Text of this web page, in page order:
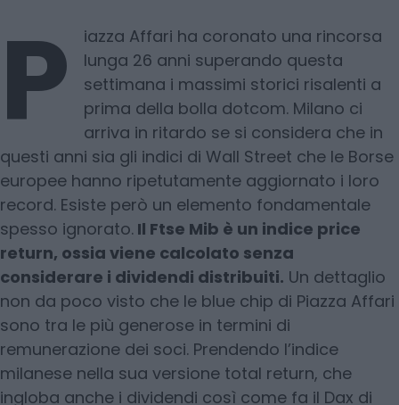
P
iazza Affari ha coronato una rincorsa
lunga 26 anni superando questa
settimana i massimi storici risalenti a
prima della bolla dotcom. Milano ci
arriva in ritardo se si considera che in
questi anni sia gli indici di Wall Street che le Borse
europee hanno ripetutamente aggiornato i loro
record. Esiste però un elemento fondamentale
spesso ignorato. Il Ftse Mib è un indice price
return, ossia viene calcolato senza
considerare i dividendi distribuiti. Un dettaglio
non da poco visto che le blue chip di Piazza Affari
sono tra le più generose in termini di
remunerazione dei soci. Prendendo l’indice
milanese nella sua versione total return, che
ingloba anche i dividendi così come fa il Dax di